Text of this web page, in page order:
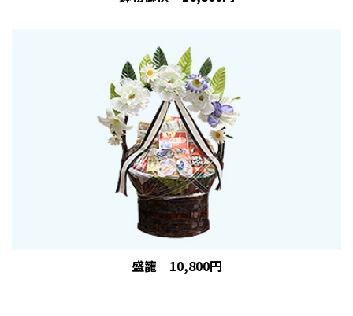
5月14日（日）「母の日」より吉本興業チャンネルにて全葬
連フューネラルアンバサダーの田村淳さんと全葬連石井時
明会長の対談動画が公開されました。（別ウインドウで外
部サイトが開きます。）
(「田村淳が全葬連さんとお葬式の話」​)
『タレント田村淳さん全葬連フューネラルアンバサダーに
当社が加盟している経済産業大臣認可 全日本葬祭業協同
盛籠 10,800円